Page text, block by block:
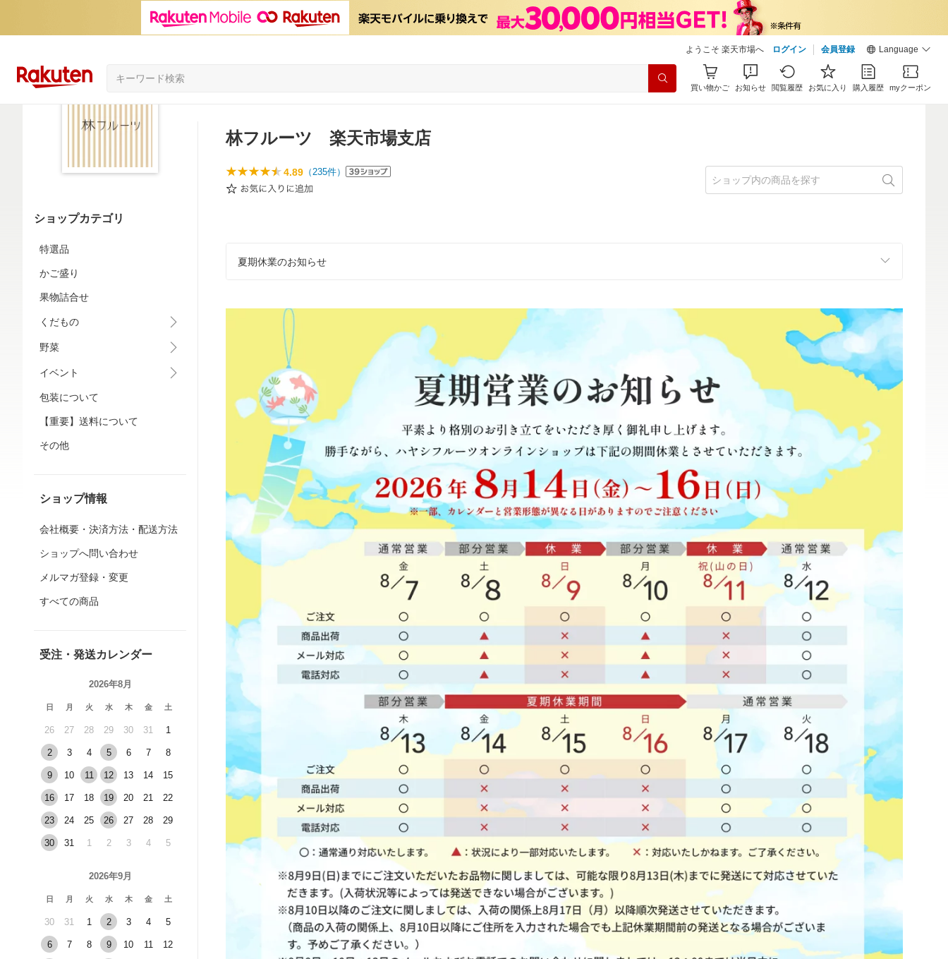
ようこそ 楽天市場へ ログイン 会員登録 Language
買い物かご お知らせ 閲覧履歴 お気に入り 購入履歴 myクーポン
ショップカテゴリ
特選品
かご盛り
果物詰合せ
くだもの
野菜
イベント
包装について
【重要】送料について
その他
ショップ情報
会社概要・決済方法・配送方法
ショップへ問い合わせ
メルマガ登録・変更
すべての商品
受注・発送カレンダー
2026年8月
日 月 火 水 木 金 土
26 27 28 29 30 31 1
2 3 4 5 6 7 8
9 10 11 12 13 14 15
16 17 18 19 20 21 22
23 24 25 26 27 28 29
30 31 1 2 3 4 5
2026年9月
日 月 火 水 木 金 土
30 31 1 2 3 4 5
6 7 8 9 10 11 12
林フルーツ 楽天市場支店
4.89 （235件）
夏期休業のお知らせ